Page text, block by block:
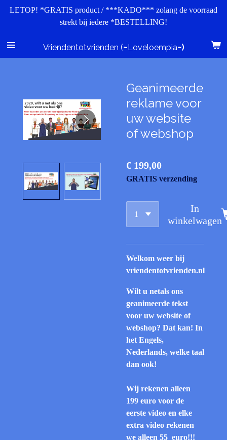
Ga
de
hoofdinhoud
Vriendentotvrienden (~Loveloempia~)
LETOP! *GRATIS product / ***KADO*** zolang de voorraad
strekt bij iedere *BESTELLING!
Geanimeerde
reklame voor
uw website
of webshop
€ 199,00
GRATIS verzending
In
winkelwagen
Welkom weer bij
vriendentotvrienden.nl
Wilt u netals ons
geanimeerde tekst
voor uw website of
webshop? Dat kan! In
het Engels,
Nederlands, welke taal
dan ook!
Wij rekenen alleen
199 euro voor de
eerste video en elke
extra video rekenen
we alleen 55 euro!!!